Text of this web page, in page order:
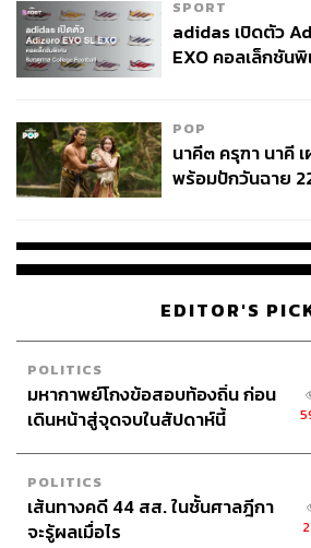
แค่ชิ้นเดียวหรือเหมาทั้งแถวเลยก็ได้
PQRS ตั้งอยู่ที่ทองหล่อ ซอย 19 กรุงเทพ
om/pqrs.cafe/
ภาพ:PQRS
ร้านอาหาร
MasterChef
ABOUT THE
SPORT
adidas เปิดตัว
EXO คอลเล็กชัน
POP
นาคี๓ ครุฑา นาคี
พร้อมปักวันฉาย
EDITOR'S
POLITICS
มหากาพย์โกงข้อสอบท้องถิ่น ก่อน
เดินหน้าสู่จุดจบในสัปดาห์นี้
POLITICS
เส้นทางคดี 44 สส. ในชั้นศาลฎีกา
จะรู้ผลเมื่อไร